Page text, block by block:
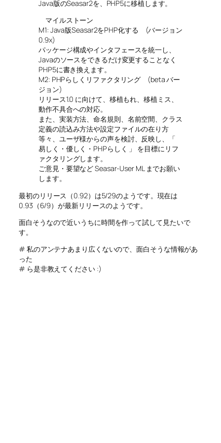
Java版のSeasar2を、PHP5に移植します。
マイルストーン
M1: Java版Seasar2をPHP化する (バージョン
0.9x)
パッケージ構成やインタフェースを統一し、
Javaのソースをできるだけ変更することなく
PHP5に書き換えます。
M2: PHPらしくリファクタリング (beta バー
ジョン)
リリース1.0 に向けて、移植もれ、移植ミス、
動作不具合への対応。
また、実装方法、命名規則、名前空間、クラス
定義の読込み方法や設定ファイルの在り方
等々、ユーザ様からの声を検討、反映し、「
易しく・優しく・PHPらしく 」 を目標にリフ
ァクタリングします。
ご意見・要望など Seasar-User ML までお願い
します。
最初のリリース（0.92）は5/29のようです。現在は
0.93（6/9）が最新リリースのようです。
面白そうなので近いうちに時間を作って試して見たいで
す。
# 私のアンテナあまり広くないので、面白そうな情報があ
った
# ら是非教えてください :)